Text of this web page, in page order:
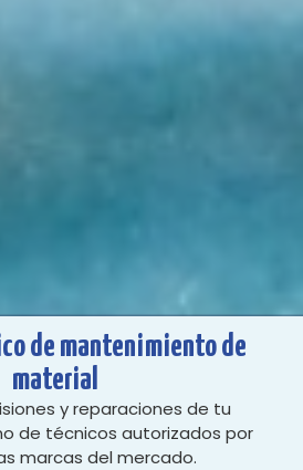
de mantenimiento de
material
y reparaciones de tu
de técnicos autorizados por
marcas del mercado.